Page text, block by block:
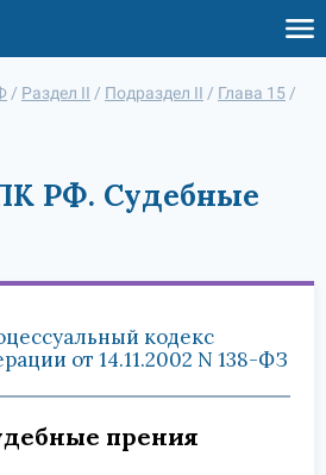
/ Раздел II / Подраздел II / Глава 15 /
РФ. Судебные
кодекс
от 14.11.2002 N 138-ФЗ
прения